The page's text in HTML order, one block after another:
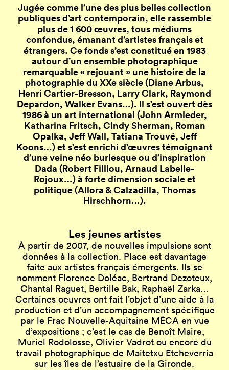
Jugée comme l’une des plus belles collection
publiques d’art contemporain, elle rassemble
plus de 1 600 œuvres, tous médiums
confondus, émanant d’artistes français et
étrangers. Ce fonds s’est constitué en 1983
autour d’un ensemble photographique
remarquable « rejouant » une histoire de la
photographie du XXe siècle (Diane Arbus,
Henri Cartier-Bresson, Larry Clark, Raymond
Depardon, Walker Evans…). Il s’est ouvert dès
1986 à un art international (John Armleder,
Katharina Fritsch, Cindy Sherman, Roman
Opalka, Jeff Wall, Tatiana Trouvé, Jeff
Koons…) et s’est enrichi d’œuvres témoignant
d’une veine néo burlesque ou d’inspiration
Dada (Robert Filliou, Arnaud Labelle-
Rojoux…) à forte dimension sociale et
politique (Allora & Calzadilla, Thomas
Hirschhorn…).
Les jeunes artistes
À partir de 2007, de nouvelles impulsions sont
données à la collection. Place est davantage
faite aux artistes français émergents. Ils se
nomment Florence Doléac, Bertrand Dezoteux,
Chantal Raguet, Bertille Bak, Raphaël Zarka…
Certaines oeuvres ont fait l’objet d’une aide à la
production et d’un accompagnement spécifique
par le Frac Nouvelle-Aquitaine MÉCA en vue
d’expositions ; c’est le cas de Benoît Maire,
Muriel Rodolosse, Olivier Vadrot ou encore du
travail photographique de Maitetxu Etcheverria
sur les îles de l’estuaire de la Gironde.